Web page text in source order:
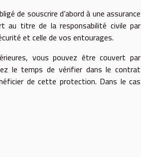
de souscrire d’abord à une assurance
au titre de la responsabilité civile par
et celle de vos entourages.
vous pouvez être couvert par
le temps de vérifier dans le contrat
de cette protection. Dans le cas